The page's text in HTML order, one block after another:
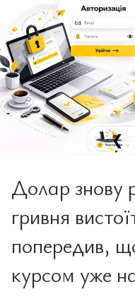
❮
Долар знову
гривня
попередив,
курсом уже